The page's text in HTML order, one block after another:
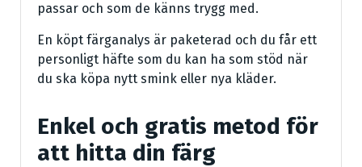
passar och som de känns trygg med.
En köpt färganalys är paketerad och du får ett
personligt häfte som du kan ha som stöd när
du ska köpa nytt smink eller nya kläder.
Enkel och gratis metod för
att hitta din färg